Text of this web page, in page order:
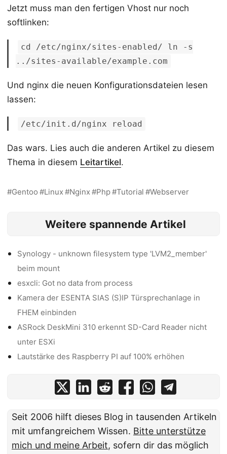
Jetzt muss man den fertigen Vhost nur noch
softlinken:
cd /etc/nginx/sites-enabled/ ln -s
../sites-available/example.com
Und nginx die neuen Konfigurationsdateien lesen
lassen:
/etc/init.d/nginx reload
Das wars. Lies auch die anderen Artikel zu diesem
Thema in diesem Leitartikel.
Gentoo Linux Nginx Php Tutorial Webserver
Weitere spannende Artikel
Synology - unknown filesystem type 'LVM2_member'
beim mount
esxcli: Got no data from process
Kamera der ESENTA SIAS (S)IP Türsprechanlage in
FHEM einbinden
ASRock DeskMini 310 erkennt SD-Card Reader nicht
unter ESXi
Lautstärke des Raspberry PI auf 100% erhöhen
Seit 2006 hilft dieses Blog in tausenden Artikeln
mit umfangreichem Wissen. Bitte unterstütze
mich und meine Arbeit, sofern dir das möglich